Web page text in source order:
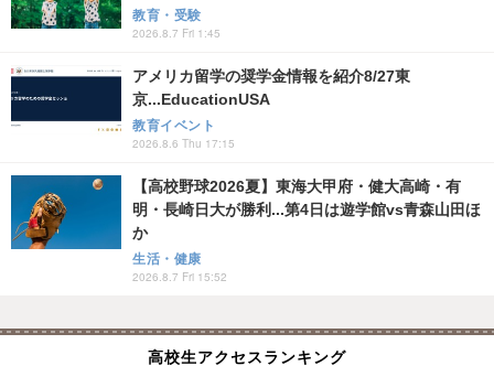
教育・受験
2026.8.7 Fri 1:45
アメリカ留学の奨学金情報を紹介8/27東
京...EducationUSA
教育イベント
2026.8.6 Thu 17:15
【高校野球2026夏】東海大甲府・健大高崎・有
明・長崎日大が勝利...第4日は遊学館vs青森山田ほ
か
生活・健康
2026.8.7 Fri 15:52
高校生アクセスランキング